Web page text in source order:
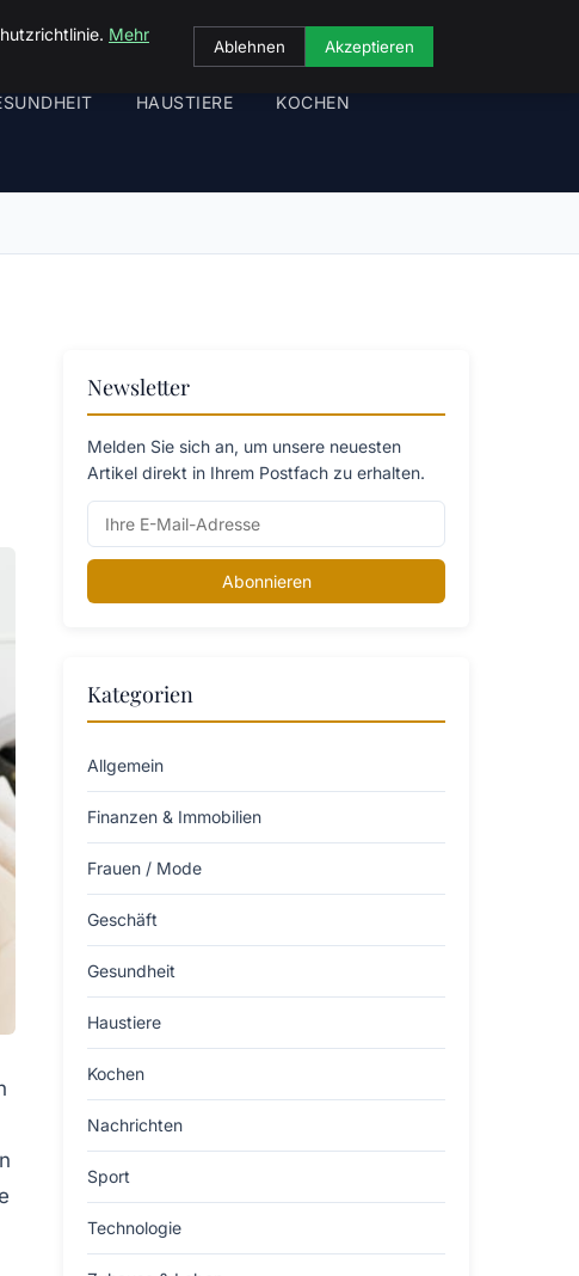
HAUSTIERE KOCHEN
Newsletter
Melden Sie sich an, um unsere neuesten
Artikel direkt in Ihrem Postfach zu erhalten.
Abonnieren
Kategorien
Allgemein
Finanzen & Immobilien
Frauen / Mode
Geschäft
Gesundheit
Haustiere
Kochen
Nachrichten
Sport
Technologie
Mehr
Ablehnen Akzeptieren